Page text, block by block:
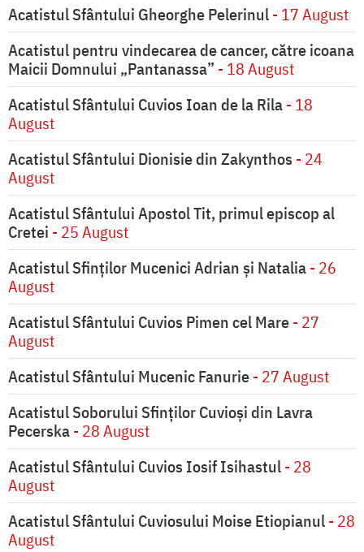
Acatistul Sfântului Gheorghe Pelerinul- 17 August
Acatistul pentru vindecarea de cancer, către icoana
Maicii Domnului „Pantanassa” - 18 August
Acatistul Sfântului Cuvios Ioan de la Rila- 18
August
Acatistul Sfântului Dionisie din Zakynthos - 24
August
Acatistul Sfântului Apostol Tit, primul episcop al
Cretei - 25 August
Acatistul Sfinților Mucenici Adrian și Natalia- 26
August
Acatistul Sfântului Cuvios Pimen cel Mare- 27
August
Acatistul Sfântului Mucenic Fanurie- 27 August
Acatistul Soborului Sfinților Cuvioși din Lavra
Pecerska- 28 August
Acatistul Sfântului Cuvios Iosif Isihastul- 28
August
Acatistul Sfântului Cuviosului Moise Etiopianul- 28
August